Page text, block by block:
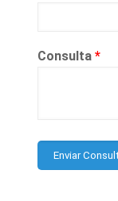
Consulta*